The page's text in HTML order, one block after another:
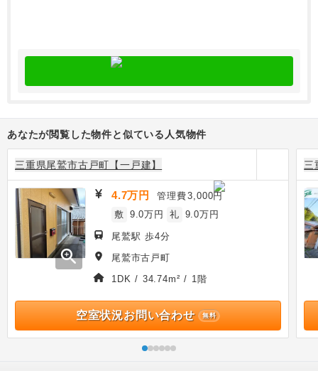
あなたが閲覧した物件と似ている人気物件
三重県尾鷲市古戸町【一戸建】
zoom_in
4.7万円 管理費3,000円
敷 9.0万円 礼 9.0万円
尾鷲駅 歩4分
尾鷲市古戸町
1DK / 34.74m² / 1階
空室状況お問い合わせ 無料
三